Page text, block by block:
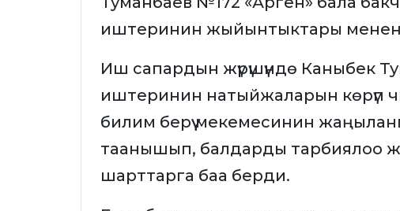
иштеринин жыйынтыктары
Иш сапардын жүрүшүндө Каныбек
иштеринин натыйжаларын көрүп
билим берүү мекемесинин
таанышып, балдарды тарбиялоо жана
шарттарга баа берди.